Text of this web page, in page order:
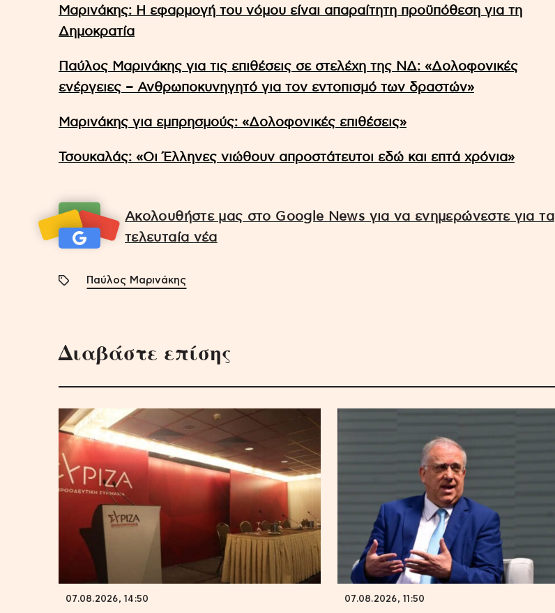
Μαρινάκης: Η εφαρμογή του νόμου είναι απαραίτητη προϋπόθεση για τη
Δημοκρατία
Παύλος Μαρινάκης για τις επιθέσεις σε στελέχη της ΝΔ: «Δολοφονικές
ενέργειες – Ανθρωποκυνηγητό για τον εντοπισμό των δραστών»
Μαρινάκης για εμπρησμούς: «Δολοφονικές επιθέσεις»
Τσουκαλάς: «Οι Έλληνες νιώθουν απροστάτευτοι εδώ και επτά χρόνια»
Ακολουθήστε μας στο Google News για να ενημερώνεστε για τα
τελευταία νέα
Παύλος Μαρινάκης
Διαβάστε επίσης
07.08.2026, 14:50 07.08.2026, 11:50